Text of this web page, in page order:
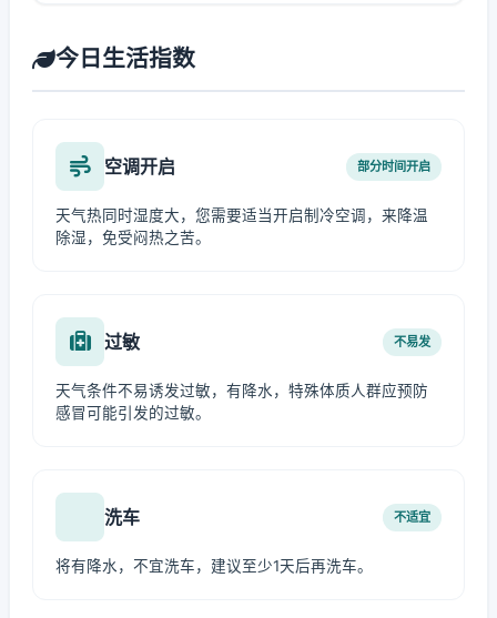
今日生活指数
空调开启 部分时间开启
天气热同时湿度大，您需要适当开启制冷空调，来降温
除湿，免受闷热之苦。
过敏 不易发
天气条件不易诱发过敏，有降水，特殊体质人群应预防
感冒可能引发的过敏。
洗车 不适宜
将有降水，不宜洗车，建议至少1天后再洗车。